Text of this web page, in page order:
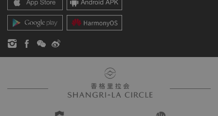
香格里拉公寓
联系方式
新闻稿